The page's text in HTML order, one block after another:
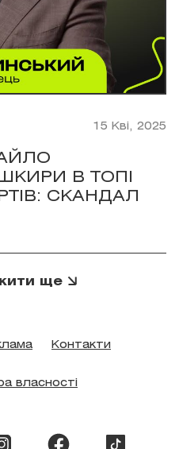
15 Кві, 2025
В ТОПІ
СКАНДАЛ
ще
Контакти
власності